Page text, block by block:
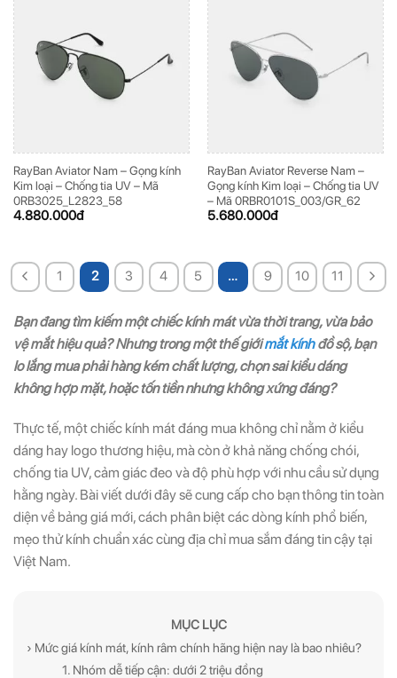
RayBan Aviator Nam – Gọng kính
Kim loại – Chống tia UV – Mã
0RB3025_L2823_58
4.880.000đ
RayBan Aviator Reverse Nam –
Gọng kính Kim loại – Chống tia UV
– Mã 0RBR0101S_003/GR_62
5.680.000đ
1 2 3 4 5 … 9 10 11
Bạn đang tìm kiếm một chiếc kính mát vừa thời trang, vừa bảo
vệ mắt hiệu quả? Nhưng trong một thế giớimắt kínhđồ sộ, bạn
lo lắng mua phải hàng kém chất lượng, chọn sai kiểu dáng
không hợp mặt, hoặc tốn tiền nhưng không xứng đáng?
Thực tế, một chiếc kính mát đáng mua không chỉ nằm ở kiểu
dáng hay logo thương hiệu, mà còn ở khả năng chống chói,
chống tia UV, cảm giác đeo và độ phù hợp với nhu cầu sử dụng
hằng ngày. Bài viết dưới đây sẽ cung cấp cho bạn thông tin toàn
diện về bảng giá mới, cách phân biệt các dòng kính phổ biến,
mẹo thử kính chuẩn xác cùng địa chỉ mua sắm đáng tin cậy tại
Việt Nam.
MỤC LỤC
› Mức giá kính mát, kính râm chính hãng hiện nay là bao nhiêu?
1. Nhóm dễ tiếp cận: dưới 2 triệu đồng